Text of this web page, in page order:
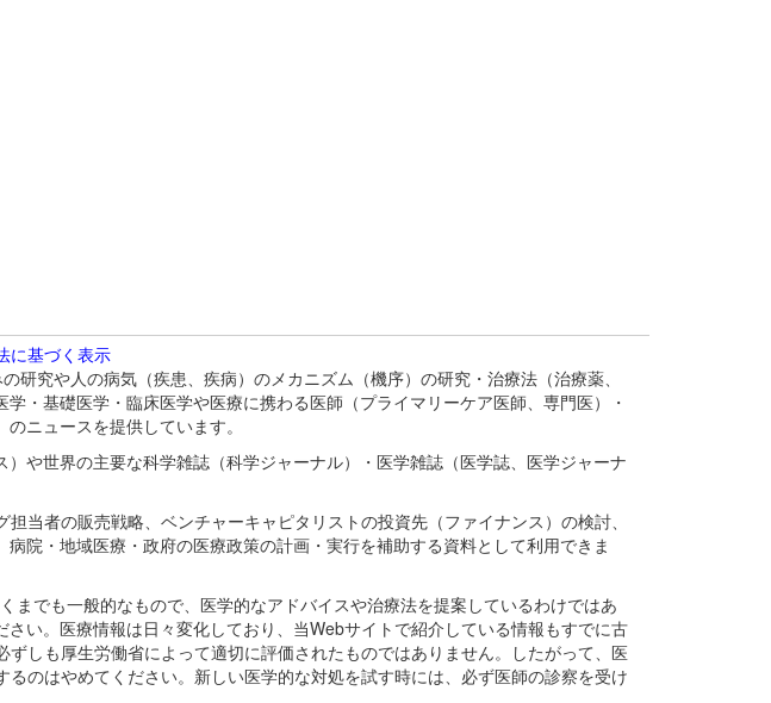
に基づく表示
究や人の病気（疾患、疾病）のメカニズム（機序）の研究・治療法（治療薬、
・基礎医学・臨床医学や医療に携わる医師（プライマリーケア医師、専門医）・
ニュースを提供しています。
や世界の主要な科学雑誌（科学ジャーナル）・医学雑誌（医学誌、医学ジャーナ
当者の販売戦略、ベンチャーキャピタリストの投資先（ファイナンス）の検討、
院・地域医療・政府の医療政策の計画・実行を補助する資料として利用できま
でも一般的なもので、医学的なアドバイスや治療法を提案しているわけではあ
い。医療情報は日々変化しており、当Webサイトで紹介している情報もすでに古
しも厚生労働省によって適切に評価されたものではありません。したがって、医
のはやめてください。新しい医学的な対処を試す時には、必ず医師の診察を受け